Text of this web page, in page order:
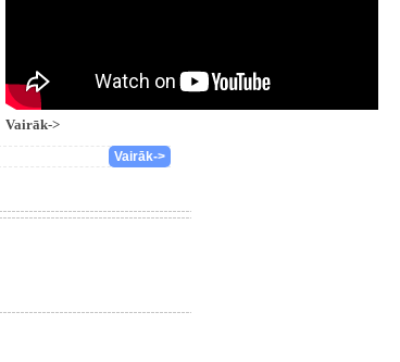
Vairāk->
Vairāk->